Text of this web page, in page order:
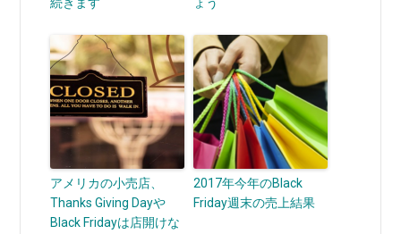
アメリカの小売店、
Thanks Giving Dayや
Black Fridayは店開けな
2017年今年のBlack
Friday週末の売上結果